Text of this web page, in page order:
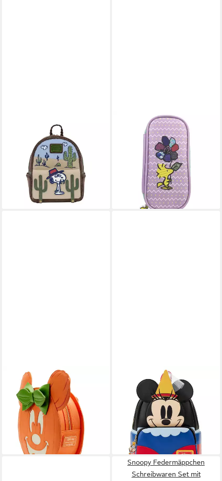
Rucksack Peanuts by
Loungefly Mini Rucksack
Spike Desert
67,95 €
lieferbar - in 8-10 Werktagen bei
Federmäppchen Federmappe
3 Fächer Etui Organizer 21
UVP29,99 €
lieferbar - in 8-10 Werktagen bei
LOUNGEFLY
Minirucksack Disney Mickey
Pumpkin Rucksack 20cm (1-
tlg), Leuchtet im Dunkeln
89,90 €
lieferbar - in 3-4 Werktagen bei dir
Minirucksack Disney by
Loungefly Rucksack Minnie
Cosplay (1-tlg), hochwertig
und detailliert
79,90 €
lieferbar - in 3-4 Werktagen bei dir
Snoopy Federmäppchen
Schreibwaren Set mit